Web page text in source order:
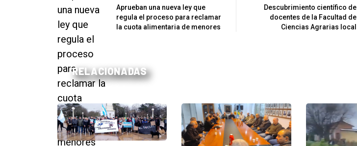
Aprueban una nueva ley que
regula el proceso para reclamar
la cuota alimentaria de menores
Descubrimiento científico de
docentes de la Facultad de
Ciencias Agrarias local
RELACIONADAS